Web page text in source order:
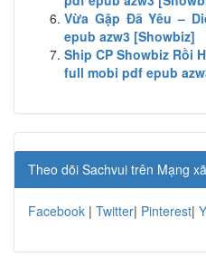
Vừa Gặp Đã Yêu –
epub azw3 [Showbiz]
Ship CP Showbiz Rồi
full mobi pdf epub
Theo dõi Sachvui trên Mạng
Facebook | Twitter| Pinterest|